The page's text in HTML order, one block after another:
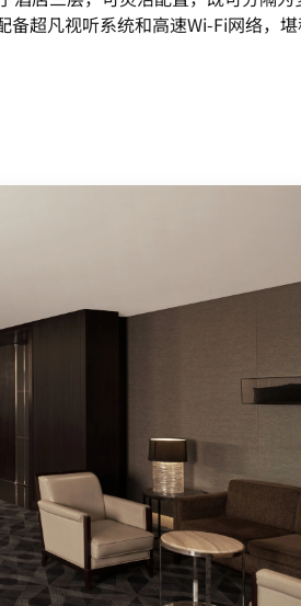
备超凡视听系统和高速Wi-Fi网络，